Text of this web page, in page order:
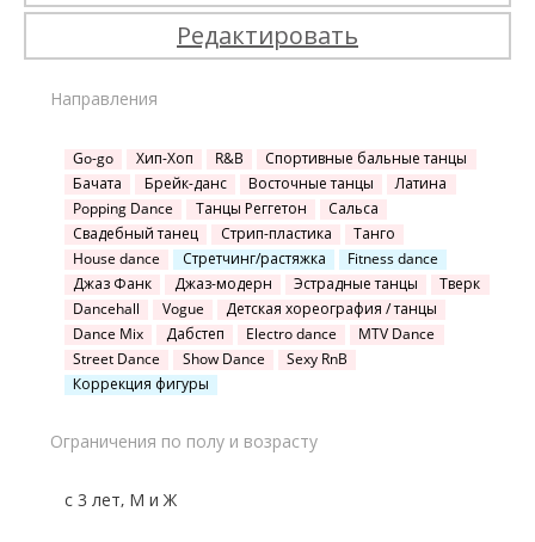
Редактировать
Направления
Go-go Хип-Хоп R&B
Спортивные бальные танцы
Бачата
Брейк-данс Восточные танцы
Латина
Popping Dance
Танцы Реггетон
Сальса
Свадебный танец
Стрип-пластика
Танго
House dance
Стретчинг/растяжка
Fitness dance
Джаз Фанк
Джаз-модерн Эстрадные танцы
Тверк
Dancehall
Vogue
Детская хореография / танцы
Dance Mix
Дабстеп Electro dance
MTV Dance
Street Dance
Show Dance
Sexy RnB
Коррекция фигуры
Ограничения по полу и возрасту
с 3 лет, М и Ж